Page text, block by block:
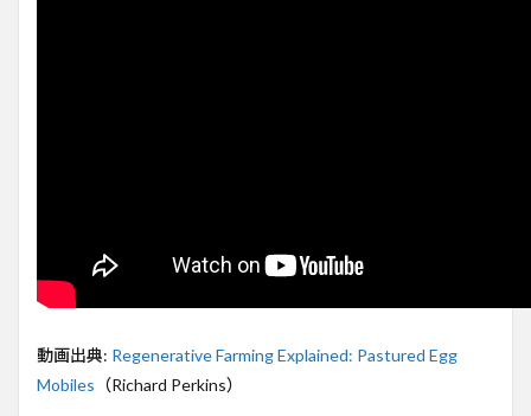
スト
構造
環境
への
動画出典: Regenerative Farming Explained: Pastured Egg
Mobiles （Richard Perkins）